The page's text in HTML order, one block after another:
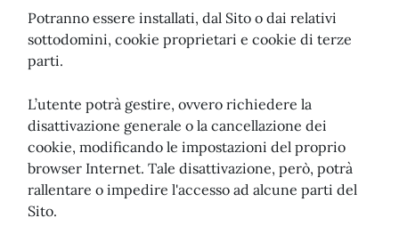
Potranno essere installati, dal Sito o dai relativi
sottodomini, cookie proprietari e cookie di terze
parti.
L’utente potrà gestire, ovvero richiedere la
disattivazione generale o la cancellazione dei
cookie, modificando le impostazioni del proprio
browser Internet. Tale disattivazione, però, potrà
rallentare o impedire l'accesso ad alcune parti del
Sito.